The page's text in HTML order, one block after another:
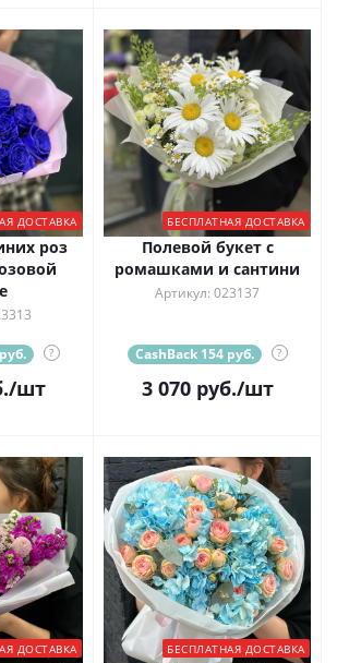
ДОСТАВКА
роз
?
/шт
БЕСПЛАТНАЯ ДОСТАВКА
Полевой букет с
ромашками и сантини
Артикул: 023137
CashBack 154 руб. ?
3 070руб./шт
ДОСТАВКА БЕСПЛАТНАЯ ДОСТАВКА